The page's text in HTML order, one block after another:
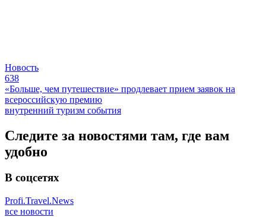
Новость
638
«Больше, чем путешествие» продлевает прием заявок на
всероссийскую премию
внутренний туризм события
Следите за новостями там, где вам
удобно
В соцсетях
Profi.Travel.News
все новости